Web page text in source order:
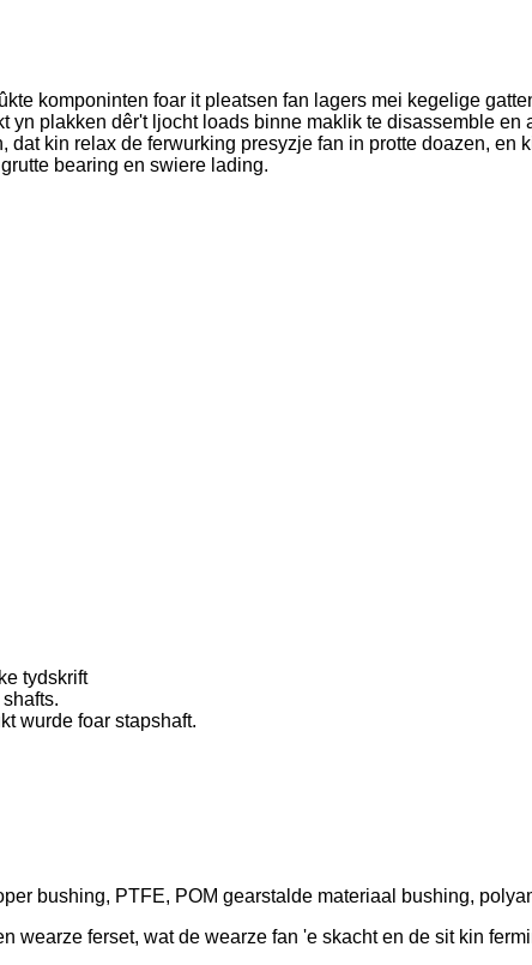
komponinten foar it pleatsen fan lagers mei kegelige
yn plakken dêr't ljocht loads binne maklik te disassemble en
dat kin relax de ferwurking presyzje fan in protte doazen, en
bearing en swiere lading.
tydskrift
wurde foar stapshaft.
bushing, PTFE, POM gearstalde materiaal bushing,
wearze ferset, wat de wearze fan 'e skacht en de sit kin